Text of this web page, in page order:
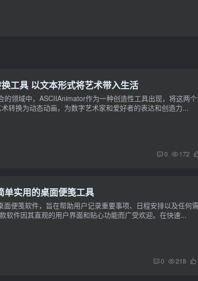
工具 以文本形式将艺术带入生活
领域中，ASCIIAnimator作为一种创造性工具出现，将这两
转换为动态动画，为数字艺术家和爱好者的表达和创造力...
0 172
实用的桌面便笺工具
便笺软件，旨在帮助用户记录重要事项、日程安排以及任何需
软件因其直观的用户界面和贴心功能而广受欢迎。在快速...
0 218